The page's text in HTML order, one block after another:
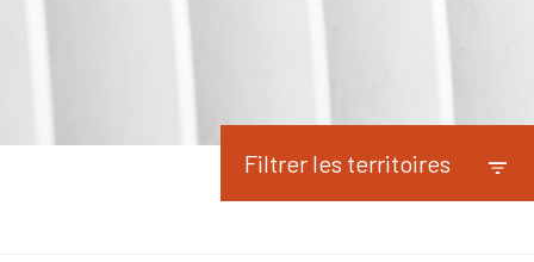
Filtrer les territoires